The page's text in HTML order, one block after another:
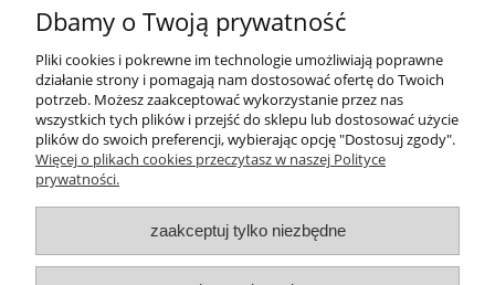
EAN: 9789727578474
O nas
Płatności i dostawa
Moje konto
Dbamy o Twoją prywatność
Pliki cookies i pokrewne im technologie umożliwiają poprawne
działanie strony i pomagają nam dostosować ofertę do Twoich
potrzeb. Możesz zaakceptować wykorzystanie przez nas
wszystkich tych plików i przejść do sklepu lub dostosować użycie
plików do swoich preferencji, wybierając opcję "Dostosuj zgody".
Więcej o plikach cookies przeczytasz w naszej Polityce
prywatności.
zaakceptuj tylko niezbędne